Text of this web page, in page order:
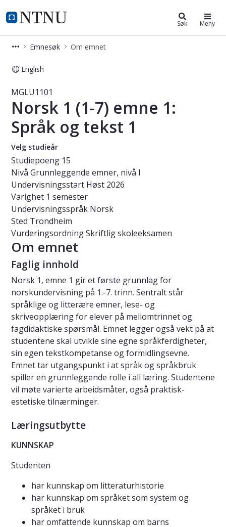
NTNU Hjemmeside
Studier Søk Meny
Emnesøk Om emnet
English
Emne - Norsk 1 (1-7) emne 1:
MGLU1101
Norsk 1 (1-7) emne 1:
Språk og tekst 1
Velg studieår
Studiepoeng 15
Nivå Grunnleggende emner, nivå I
Undervisningsstart Høst 2026
Varighet 1 semester
Undervisningsspråk Norsk
Sted Trondheim
VurderingsordningSkriftlig skoleeksamen
Om emnet
Faglig innhold
Norsk 1, emne 1 gir et første grunnlag for
norskundervisning på 1.-7. trinn. Sentralt står
språklige og litterære emner, lese- og
skriveopplæring for elever på mellomtrinnet og
fagdidaktiske spørsmål. Emnet legger også vekt på at
studentene skal utvikle sine egne språkferdigheter,
sin egen tekstkompetanse og formidlingsevne.
Emnet tar utgangspunkt i at språk og språkbruk
spiller en grunnleggende rolle i all læring. Studentene
vil møte varierte arbeidsmåter, også praktisk-
estetiske tilnærminger.
Læringsutbytte
KUNNSKAP
Studenten
har kunnskap om litteraturhistorie
har kunnskap om språket som system og
språket i bruk
har omfattende kunnskap om barns